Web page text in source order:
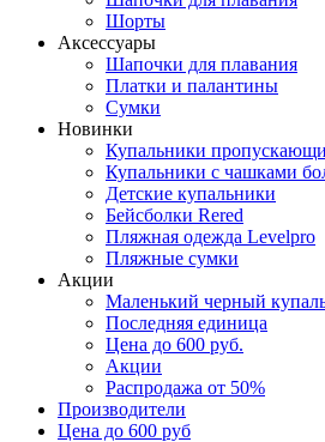
Шорты
Аксессуары
Шапочки для плавания
Платки и палантины
Сумки
Новинки
Купальники
Купальники с чашками
Детские купальники
Бейсболки Rered
Пляжная одежда Levelpro
Пляжные сумки
Акции
Маленький черный
Последняя единица
Цена до 600 руб.
Акции
Распродажа от 50%
Производители
Цена до 600 руб